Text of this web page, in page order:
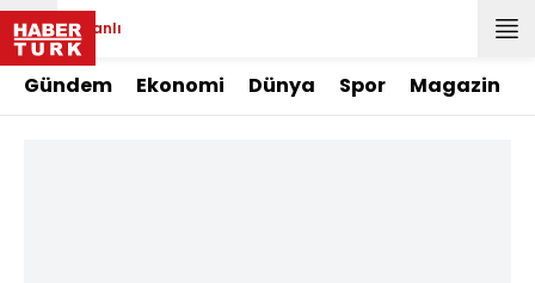
Canlı
Gündem Ekonomi Dünya Spor Magazin